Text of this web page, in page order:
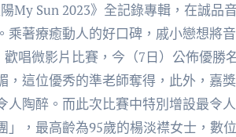
My Sun 2023》全記錄專輯，在誠品
著療癒動人的好口碑，戚小戀想將
唱微影片比賽，今（7日）公佈優勝
這位優秀的準老師奪得，此外，嘉
人陶醉。而此次比賽中特別增設最令
，最高齡為95歲的楊淡襟女士，數